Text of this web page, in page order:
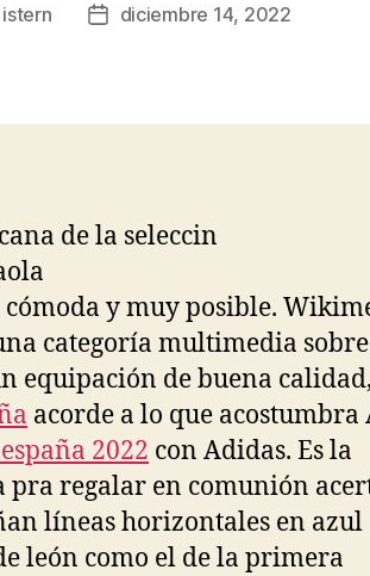
istern
Fechadiciembre 14, 2022
y muy posible.
categoría multimedia
equipación de buena calidad,
acorde a lo que acostumbra
2022 con Adidas. Es la
pra regalar en comunión
líneas horizontales en
león como el de la primera